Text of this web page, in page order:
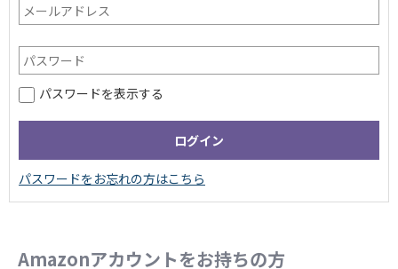
パスワードを表示する
Amazonアカウントをお持ちの方